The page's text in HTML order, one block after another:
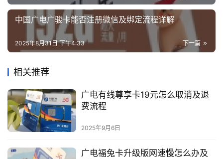
中国广电广骏卡能否注册微信及绑定流程详解
下一篇
2025年8月31日 下午4:33
相关推荐
广电有线尊享卡19元怎么取消及退
费流程
2025年9月6日
广电福兔卡升级版网速慢怎么办及